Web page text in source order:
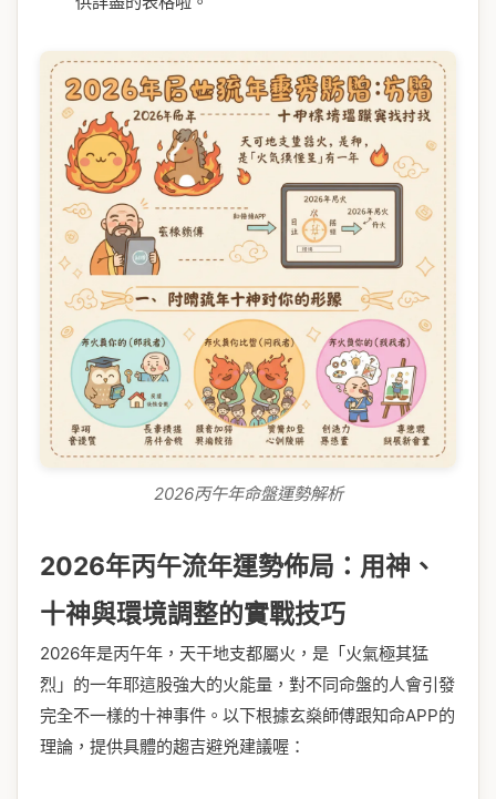
2026丙午年命盤運勢解析
2026年丙午流年運勢佈局：用神、
十神與環境調整的實戰技巧
2026年是丙午年，天干地支都屬火，是「火氣極其猛
烈」的一年耶這股強大的火能量，對不同命盤的人會引發
完全不一樣的十神事件。以下根據玄燊師傅跟知命APP的
理論，提供具體的趨吉避兇建議喔：